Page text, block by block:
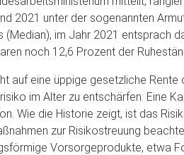
2021 unter der sogenannten
(Median), im Jahr 2021 entsprach
noch 12,6 Prozent der
auf eine üppige gesetzliche
im Alter zu entschärfen. Eine
Wie die Historie zeigt, ist das
zur Risikostreuung
Vorsorgeprodukte, etwa